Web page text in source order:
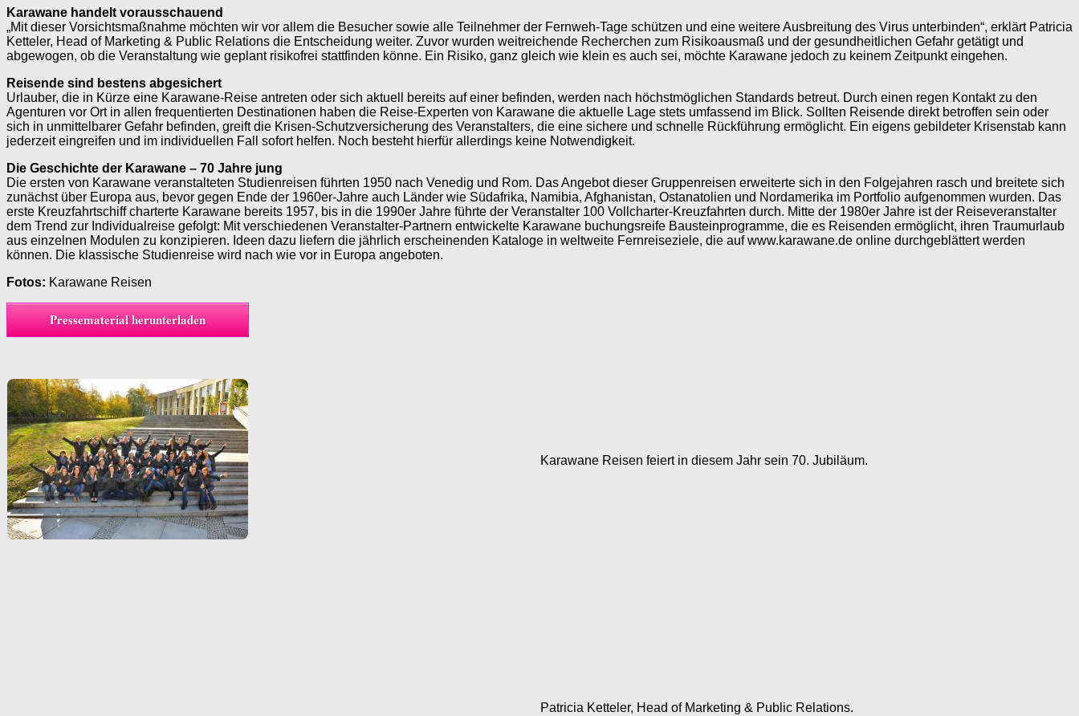
Karawane handelt vorausschauend
„Mit dieser Vorsichtsmaßnahme möchten wir vor allem die Besucher sowie alle Teilnehmer der Fernweh-Tage schützen und eine weitere Ausbreitung des Virus unterbinden“, erklärt Patricia
Ketteler, Head of Marketing & Public Relations die Entscheidung weiter. Zuvor wurden weitreichende Recherchen zum Risikoausmaß und der gesundheitlichen Gefahr getätigt und
abgewogen, ob die Veranstaltung wie geplant risikofrei stattfinden könne. Ein Risiko, ganz gleich wie klein es auch sei, möchte Karawane jedoch zu keinem Zeitpunkt eingehen.
Reisende sind bestens abgesichert
Urlauber, die in Kürze eine Karawane-Reise antreten oder sich aktuell bereits auf einer befinden, werden nach höchstmöglichen Standards betreut. Durch einen regen Kontakt zu den
Agenturen vor Ort in allen frequentierten Destinationen haben die Reise-Experten von Karawane die aktuelle Lage stets umfassend im Blick. Sollten Reisende direkt betroffen sein oder
sich in unmittelbarer Gefahr befinden, greift die Krisen-Schutzversicherung des Veranstalters, die eine sichere und schnelle Rückführung ermöglicht. Ein eigens gebildeter Krisenstab kann
jederzeit eingreifen und im individuellen Fall sofort helfen. Noch besteht hierfür allerdings keine Notwendigkeit.
Die Geschichte der Karawane – 70 Jahre jung
Die ersten von Karawane veranstalteten Studienreisen führten 1950 nach Venedig und Rom. Das Angebot dieser Gruppenreisen erweiterte sich in den Folgejahren rasch und breitete sich
zunächst über Europa aus, bevor gegen Ende der 1960er-Jahre auch Länder wie Südafrika, Namibia, Afghanistan, Ostanatolien und Nordamerika im Portfolio aufgenommen wurden. Das
erste Kreuzfahrtschiff charterte Karawane bereits 1957, bis in die 1990er Jahre führte der Veranstalter 100 Vollcharter-Kreuzfahrten durch. Mitte der 1980er Jahre ist der Reiseveranstalter
dem Trend zur Individualreise gefolgt: Mit verschiedenen Veranstalter-Partnern entwickelte Karawane buchungsreife Bausteinprogramme, die es Reisenden ermöglicht, ihren Traumurlaub
aus einzelnen Modulen zu konzipieren. Ideen dazu liefern die jährlich erscheinenden Kataloge in weltweite Fernreiseziele, die auf www.karawane.de online durchgeblättert werden
können. Die klassische Studienreise wird nach wie vor in Europa angeboten.
Fotos: Karawane Reisen
Pressematerial herunterladen
Karawane Reisen feiert in diesem Jahr sein 70. Jubiläum.
Patricia Ketteler, Head of Marketing & Public Relations.